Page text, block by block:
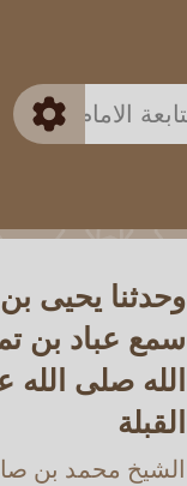
متقدم
وحدثنا يحيى
سمع عباد بن
الله صلى
القبلة
الشيخ محمد بن